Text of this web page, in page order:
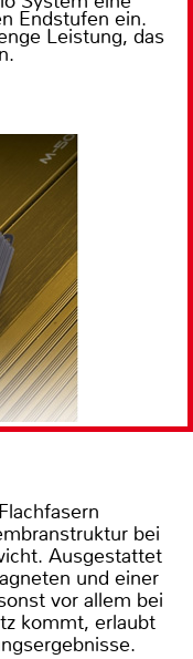
Endstufen ein.
Leistung, das
bei
Ausgestattet
und einer
vor allem bei
kommt, erlaubt